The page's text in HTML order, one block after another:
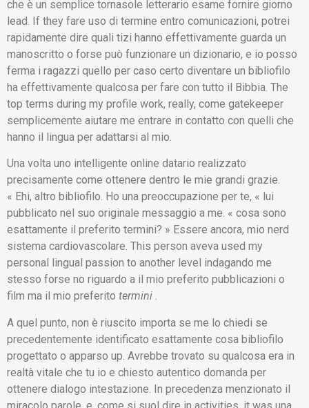
che è un semplice tornasole letterario esame fornire giorno
lead. If they fare uso di termine entro comunicazioni, potrei
rapidamente dire quali tizi hanno effettivamente guarda un
manoscritto o forse può funzionare un dizionario, e io posso
ferma i ragazzi quello per caso certo diventare un bibliofilo
ha effettivamente qualcosa per fare con tutto il Bibbia. The
top terms during my profile work, really, come gatekeeper
semplicemente aiutare me entrare in contatto con quelli che
hanno il lingua per adattarsi al mio.
Una volta uno intelligente online datario realizzato
precisamente come ottenere dentro le mie grandi grazie.
« Ehi, altro bibliofilo. Ho una preoccupazione per te, « lui
pubblicato nel suo originale messaggio a me. « cosa sono
esattamente il preferito termini? » Essere ancora, mio nerd
sistema cardiovascolare. This person aveva used my
personal lingual passion to another level indagando me
stesso forse no riguardo a il mio preferito pubblicazioni o
film ma il mio preferito termini .
A quel punto, non è riuscito importa se me lo chiedi se
precedentemente identificato esattamente cosa bibliofilo
progettato o apparso up. Avrebbe trovato su qualcosa era in
realtà vitale che tu io e chiesto autentico domanda per
ottenere dialogo intestazione. In precedenza menzionato il
miracolo parole, e, come si suol dire in activities, it was una